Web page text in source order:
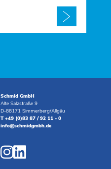
Schmid GmbH
Alte Salzstraße 9
D-88171 Simmerberg/Allgäu
T +49 (0)83 87 / 92 11 - 0
info@schmidgmbh.de